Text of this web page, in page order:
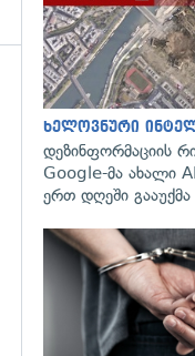
გადახედვა
ხელოვნური
დეზინფორმაციის
Google-მა ახალი
ერთ დღეში გააუქმა